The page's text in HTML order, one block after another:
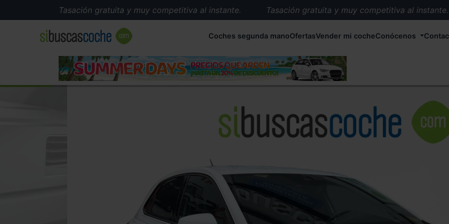
Tasación gratuita y muy competitiva al instante.
Tasación gratuita y muy competitiva al instante.
Más de 5.000 conductores satisfechos.
Buscamos el coche que tu quieras.
Recogemos tu coche en cualquier parte de España.
Compramos tu coche. Pago inmediato.
Coches segunda manoOfertasVender mi cocheConócenos